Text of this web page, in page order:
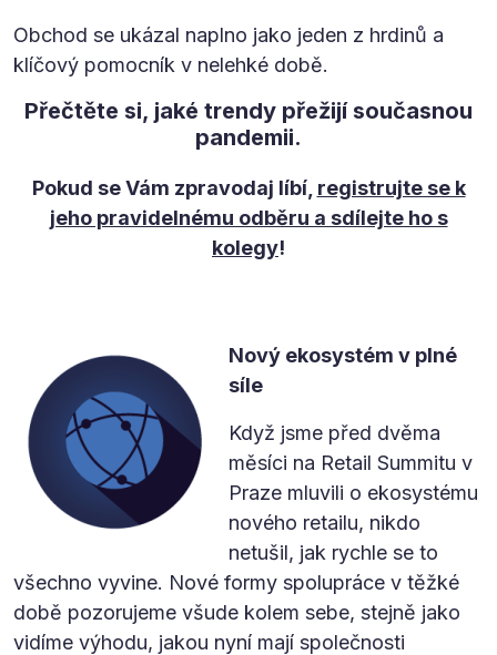
Obchod se ukázal naplno jako jeden z hrdinů a
klíčový pomocník v nelehké době.
Přečtěte si, jaké trendy přežijí současnou
pandemii.
Pokud se Vám zpravodaj líbí, registrujte se k
jeho pravidelnému odběru a sdílejte ho s
kolegy!
Nový ekosystém v plné
síle
Když jsme před dvěma
měsíci na Retail Summitu v
Praze mluvili o ekosystému
nového retailu, nikdo
netušil, jak rychle se to
všechno vyvine. Nové formy spolupráce v těžké
době pozorujeme všude kolem sebe, stejně jako
vidíme výhodu, jakou nyní mají společnosti